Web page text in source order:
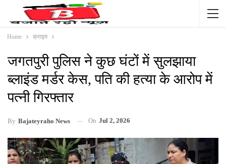
Home क्राइम
जगतपुरी पुलिस ने कुछ घंटों में सुलझाया
ब्लाइंड मर्डर केस, पति की हत्या के आरोप में
पत्नी गिरफ्तार
By Bajateyraho News On Jul 2, 2026